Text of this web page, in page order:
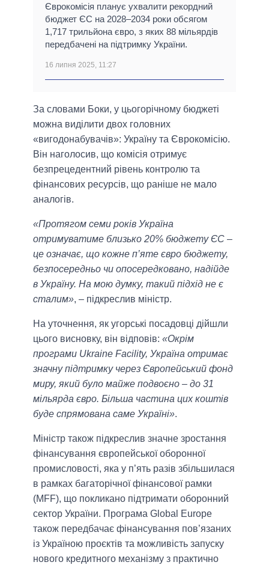
Єврокомісія планує ухвалити рекордний
бюджет ЄС на 2028–2034 роки обсягом
1,717 трильйона євро, з яких 88 мільярдів
передбачені на підтримку України.
16 липня 2025, 11:27
За словами Боки, у цьогорічному бюджеті
можна виділити двох головних
«вигодонабувачів»: Україну та Єврокомісію.
Він наголосив, що комісія отримує
безпрецедентний рівень контролю та
фінансових ресурсів, що раніше не мало
аналогів.
«Протягом семи років Україна
отримуватиме близько 20% бюджету ЄС –
це означає, що кожне п’яте євро бюджету,
безпосередньо чи опосередковано, надійде
в Україну. На мою думку, такий підхід не є
сталим», – підкреслив міністр.
На уточнення, як угорські посадовці дійшли
цього висновку, він відповів: «Окрім
програми Ukraine Facility, Україна отримає
значну підтримку через Європейський фонд
миру, який було майже подвоєно – до 31
мільярда євро. Більша частина цих коштів
буде спрямована саме Україні».
Міністр також підкреслив значне зростання
фінансування європейської оборонної
промисловості, яка у п’ять разів збільшилася
в рамках багаторічної фінансової рамки
(MFF), що покликано підтримати оборонний
сектор України. Програма Global Europe
також передбачає фінансування пов’язаних
із Україною проєктів та можливість запуску
нового кредитного механізму з практично